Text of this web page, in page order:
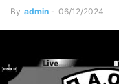
By admin - 06/12/2024